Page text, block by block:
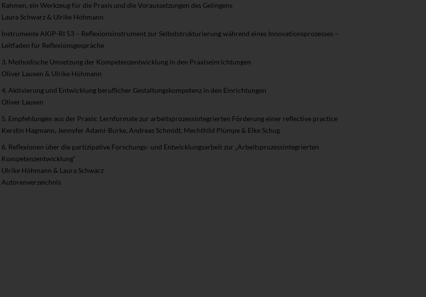
Rahmen, ein Werkzeug für die Praxis und die Voraussetzungen des Gelingens
Laura Schwarz & Ulrike Höhmann
Instrumente AKiP-RI 53 – Reflexionsinstrument zur Selbststrukturierung während eines Innovationsprozesses –
Leitfaden für Reflexionsgespräche
3. Methodische Umsetzung der Kompetenzentwicklung in den Praxiseinrichtungen
Oliver Lauxen & Ulrike Höhmann
4. Aktivierung und Entwicklung beruflicher Gestaltungskompetenz in den Einrichtungen
Oliver Lauxen
5. Empfehlungen aus der Praxis: Lernformate zur arbeitsprozessintegrierten Förderung einer reflective practice
Kerstin Hagmann, Jennyfer Adami-Burke, Andreas Schmidt, Mechthild Plümpe & Elke Schug
6. Reflexionen über die partizipative Forschungs- und Entwicklungsarbeit zur „Arbeitsprozessintegrierten
Kompetenzentwicklung“
Ulrike Höhmann & Laura Schwarz
Autorenverzeichnis